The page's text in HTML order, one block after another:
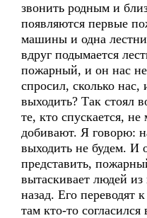
звонить родным и
появляются первые
машины и одна
вдруг подымается
пожарный, и он нас
спросил, сколько
выходить? Так стоял
те, кто спускается,
добивают. Я говорю:
выходить не будем. И
представить,
вытаскивает людей из
назад. Его переводят
там кто-то